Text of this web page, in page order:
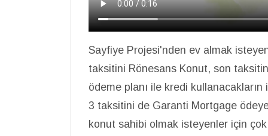
Sayfiye Projesi'nden ev almak
taksitini Rönesans Konut, son
ödeme planı ile kredi
3 taksitini de Garanti Mortgage
konut sahibi olmak isteyenler için